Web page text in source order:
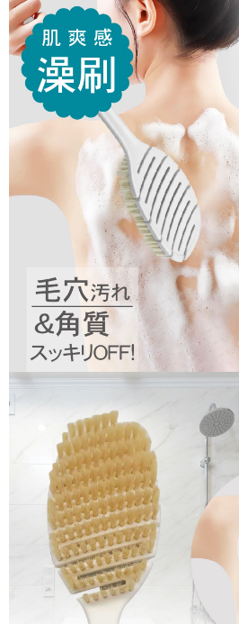
恩沛科技股份有限公司將有權停止該用戶之使